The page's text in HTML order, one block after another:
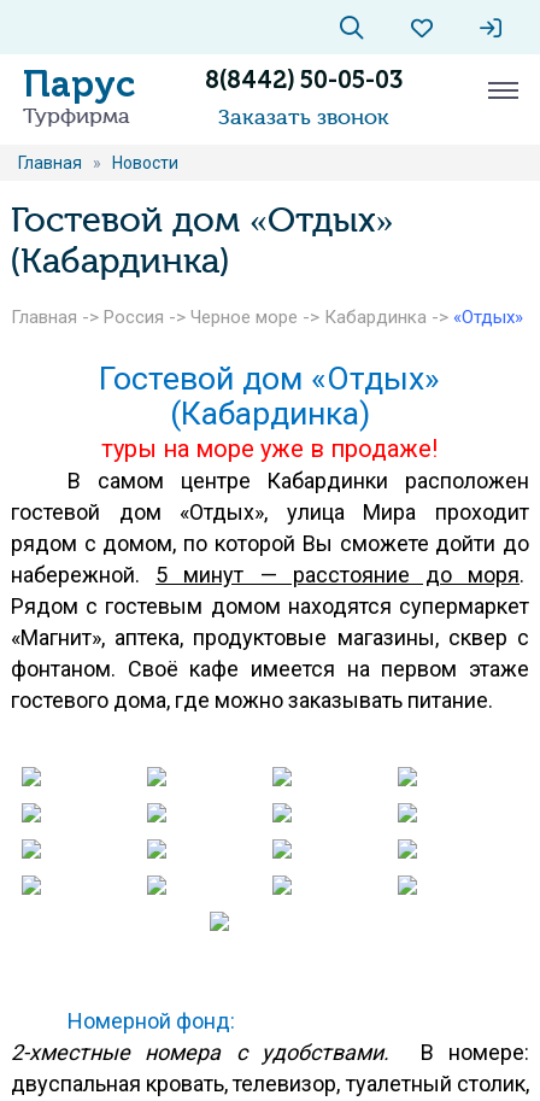
Парус
Турфирма
8(8442) 50-05-03
Заказать звонок
Главная » Новости
Гостевой дом «Отдых»
(Кабардинка)
Главная -> Россия -> Черное море -> Кабардинка -> «Отдых»
Гостевой дом «Отдых»
(Кабардинка)
туры на море уже в продаже!
В самом центре Кабардинки расположен
гостевой дом «Отдых», улица Мира проходит
рядом с домом, по которой Вы сможете дойти до
набережной. 5 минут — расстояние до моря.
Рядом с гостевым домом находятся супермаркет
«Магнит», аптека, продуктовые магазины, сквер с
фонтаном. Своё кафе имеется на первом этаже
гостевого дома, где можно заказывать питание.
Номерной фонд:
2-хместные номера с удобствами.
В номере:
двуспальная кровать, телевизор, туалетный столик,